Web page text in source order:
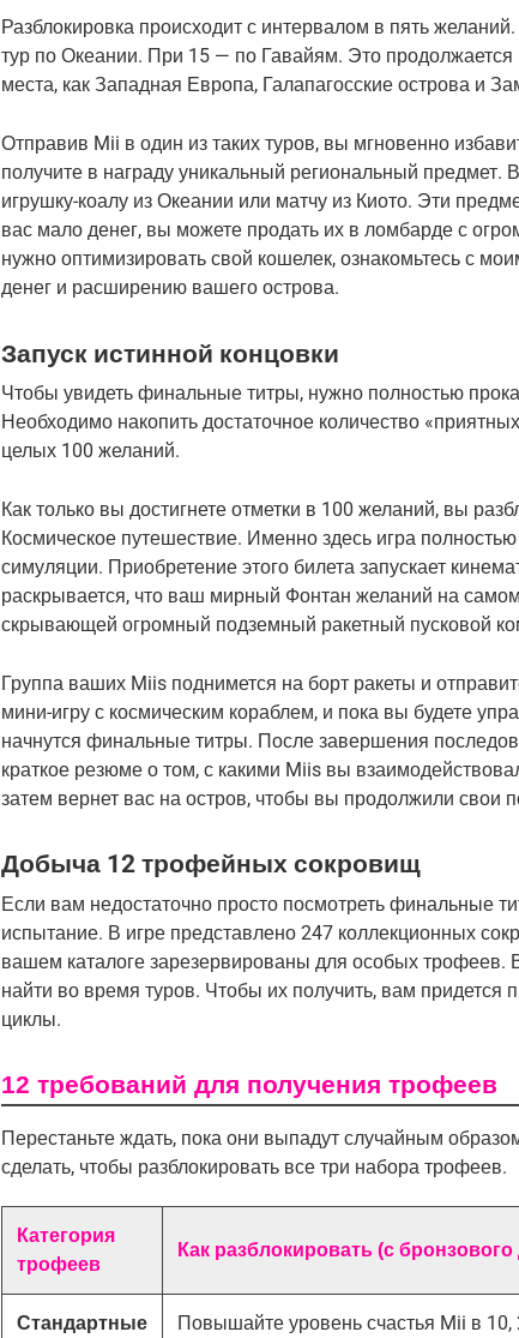
Разблокировка происходит с интервалом в пять
тур по Океании. При 15 — по Гавайям. Это продолжается
места, как Западная Европа, Галапагосские острова и
Отправив Mii в один из таких туров, вы мгновенно
получите в награду уникальный региональный предмет.
игрушку-коалу из Океании или матчу из Киото. Эти
вас мало денег, вы можете продать их в ломбарде с
нужно оптимизировать свой кошелек, ознакомьтесь с
денег и расширению вашего острова.
Запуск истинной концовки
Чтобы увидеть финальные титры, нужно полностью
Необходимо накопить достаточное количество
целых 100 желаний.
Как только вы достигнете отметки в 100 желаний, вы
Космическое путешествие. Именно здесь игра
симуляции. Приобретение этого билета запускает
раскрывается, что ваш мирный Фонтан желаний на
скрывающей огромный подземный ракетный пусковой
Группа ваших Miis поднимется на борт ракеты и
мини-игру с космическим кораблем, и пока вы будете
начнутся финальные титры. После завершения
краткое резюме о том, с какими Miis вы
затем вернет вас на остров, чтобы вы продолжили свои
Добыча 12 трофейных сокровищ
Если вам недостаточно просто посмотреть финальные
испытание. В игре представлено 247 коллекционных
вашем каталоге зарезервированы для особых трофеев.
найти во время туров. Чтобы их получить, вам придется
циклы.
12 требований для получения трофеев
Перестаньте ждать, пока они выпадут случайным
сделать, чтобы разблокировать все три набора трофеев.
Категория
трофеев
Как разблокировать (с
Стандартные
Повышайте уровень счастья Mii в 10,